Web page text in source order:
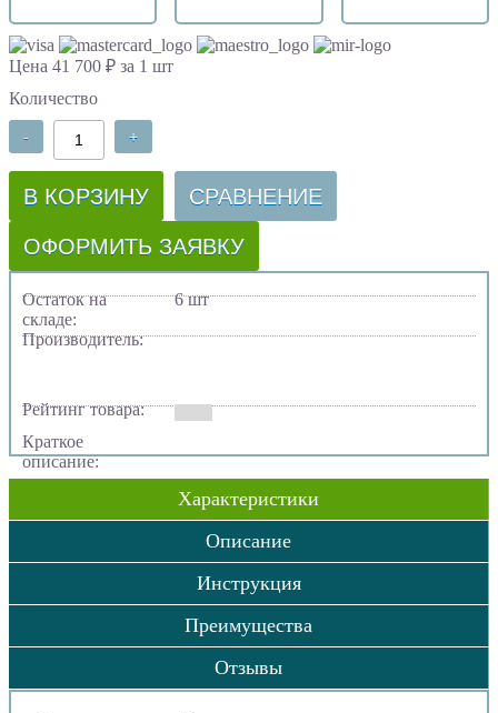
Цена 41 700 ₽ за 1 шт
Количество
- +
В КОРЗИНУ СРАВНЕНИЕ
ОФОРМИТЬ ЗАЯВКУ
Остаток на
складе:
6 шт
Производитель:
Рейтинг товара:
Краткое
описание:
Характеристики
Описание
Инструкция
Преимущества
Отзывы